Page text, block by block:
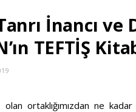
İnancı ve
TEFTİŞ
olan ortaklığımızdan ne